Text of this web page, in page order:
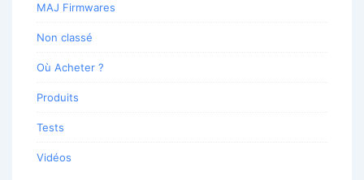
MAJ Firmwares
Non classé
Où Acheter ?
Produits
Tests
Vidéos